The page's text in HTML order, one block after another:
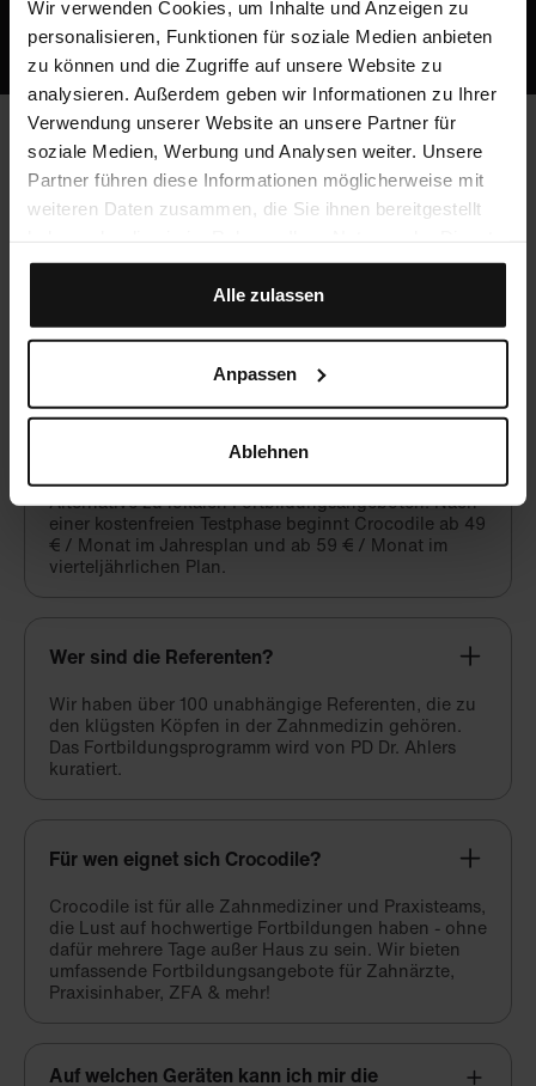
Wir verwenden Cookies, um Inhalte und Anzeigen zu
personalisieren, Funktionen für soziale Medien anbieten
zu können und die Zugriffe auf unsere Website zu
analysieren. Außerdem geben wir Informationen zu Ihrer
Verwendung unserer Website an unsere Partner für
soziale Medien, Werbung und Analysen weiter. Unsere
Partner führen diese Informationen möglicherweise mit
weiteren Daten zusammen, die Sie ihnen bereitgestellt
gesammelt haben.
Alle zulassen
Anpassen
Ablehnen
Oder ruf uns an: +49 5251 / 54481-0
Häufig gestellte Fragen
Ja, du kannst mit Crocodile unbegrenzt CME-Punkte
sammeln!
Crocodile ist eine hochwertige, aber preiswerte
Alternative zu lokalen Fortbildungsangeboten. Nach
einer kostenfreien Testphase beginnt Crocodile ab 49
€ / Monat im Jahresplan und ab 59 € / Monat im
vierteljährlichen Plan.
Wer sind die Referenten?
Wir haben über 100 unabhängige Referenten, die zu
den klügsten Köpfen in der Zahnmedizin gehören.
Das Fortbildungsprogramm wird von PD Dr. Ahlers
kuratiert.
Für wen eignet sich Crocodile?
Crocodile ist für alle Zahnmediziner und Praxisteams,
die Lust auf hochwertige Fortbildungen haben - ohne
dafür mehrere Tage außer Haus zu sein. Wir bieten
umfassende Fortbildungsangebote für Zahnärzte,
Praxisinhaber, ZFA & mehr!
Auf welchen Geräten kann ich mir die